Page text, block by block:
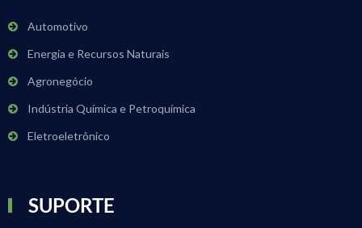
Automotivo
Energia e Recursos Naturais
Agronegócio
Indústria Química e Petroquímica
Eletroeletrônico
SUPORTE